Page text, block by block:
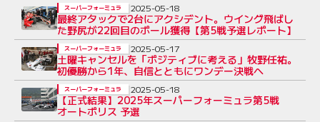
最終アタックで2台にアクシデント。ウイング飛ばし
た野尻が22回目のポール獲得【第5戦予選レポート】
スーパーフォーミュラ 2025-05-18
土曜キャンセルを「ポジティブに考える」牧野任祐。
初優勝から1年、自信とともにワンデー決戦へ
スーパーフォーミュラ 2025-05-17
【正式結果】2025年スーパーフォーミュラ第5戦
オートポリス 予選
スーパーフォーミュラ 2025-05-18